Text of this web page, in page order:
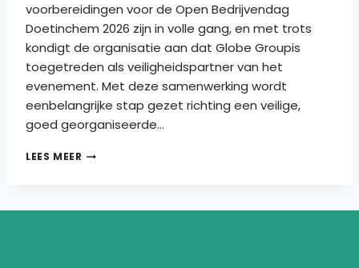
voorbereidingen voor de Open Bedrijvendag
Doetinchem 2026 zijn in volle gang, en met trots
kondigt de organisatie aan dat Globe Groupis
toegetreden als veiligheidspartner van het
evenement. Met deze samenwerking wordt
eenbelangrijke stap gezet richting een veilige,
goed georganiseerde…
LEES MEER GLOBE
OPEN